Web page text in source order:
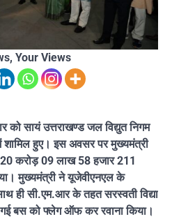
Your Views
को सायं उत्तराखण्ड जल विद्युत निगम
शामिल हुए। इस अवसर पर मुख्यमंत्री
करोड़ 09 लाख 58 हजार 211
मुख्यमंत्री ने यूजेवीएनएल के
ही सी.एम.आर के तहत सरस्वती विद्या
गई बस को फ्लेग ऑफ कर रवाना किया।